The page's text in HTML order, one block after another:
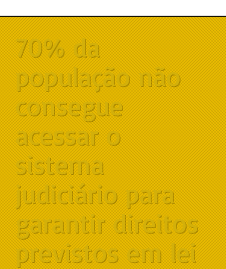
70% da
população não
consegue
acessar o
sistema
judiciário para
garantir direitos
previstos em lei